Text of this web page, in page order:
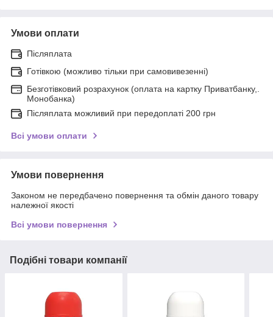
Умови оплати
Післяплата
Готівкою (можливо тільки при самовивезенні)
Безготівковий розрахунок (оплата на картку Приватбанку,.
Монобанка)
Післяплата можливий при передоплаті 200 грн
Всі умови оплати
Умови повернення
Законом не передбачено повернення та обмін даного товару
належної якості
Всі умови повернення
Подібні товари компанії